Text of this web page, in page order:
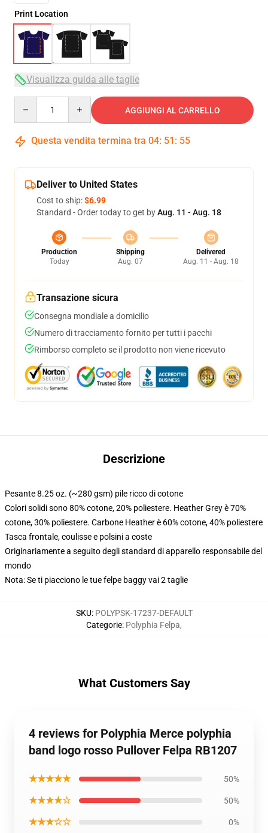
Print Location
Visualizza guida alle taglie
AGGIUNGI AL CARRELLO
Questa vendita termina tra 04: 51 : 54
Deliver to United States
Cost to ship:$6.99
Standard - Order today to get byAug. 11 - Aug. 18
Production
Today
Shipping
Aug. 07
Delivered
Aug. 11 - Aug. 18
Transazione sicura
Consegna mondiale a domicilio
Numero di tracciamento fornito per tutti i pacchi
Rimborso completo se il prodotto non viene ricevuto
Descrizione
Pesante 8.25 oz. (~280 gsm) pile ricco di cotone
Colori solidi sono 80% cotone, 20% poliestere. Heather Grey è 70%
cotone, 30% poliestere. Carbone Heather è 60% cotone, 40% poliestere
Tasca frontale, coulisse e polsini a coste
Originariamente a seguito degli standard di apparello responsabile del
mondo
Nota: Se ti piacciono le tue felpe baggy vai 2 taglie
SKU: POLYPSK-17237-DEFAULT
Categorie: Polyphia Felpa,
What Customers Say
4 reviews for Polyphia Merce polyphia
band logo rosso Pullover Felpa RB1207
★★★★★ 50%
★★★★☆ 50%
★★★☆☆ 0%